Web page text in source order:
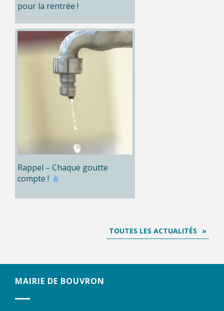
pour la rentrée !
Rappel – Chaque goutte
compte !
TOUTES LES ACTUALITÉS
MAIRIE DE BOUVRON